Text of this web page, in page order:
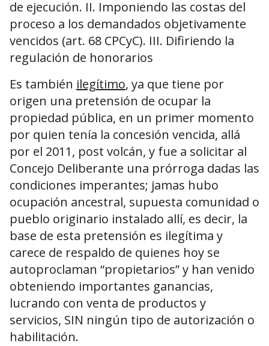
de ejecución. II. Imponiendo las costas del
proceso a los demandados objetivamente
vencidos (art. 68 CPCyC). III. Difiriendo la
regulación de honorarios
Es también ilegítimo, ya que tiene por
origen una pretensión de ocupar la
propiedad pública, en un primer momento
por quien tenía la concesión vencida, allá
por el 2011, post volcán, y fue a solicitar al
Concejo Deliberante una prórroga dadas las
condiciones imperantes; jamas hubo
ocupación ancestral, supuesta comunidad o
pueblo originario instalado allí, es decir, la
base de esta pretensión es ilegítima y
carece de respaldo de quienes hoy se
autoproclaman “propietarios” y han venido
obteniendo importantes ganancias,
lucrando con venta de productos y
servicios, SIN ningún tipo de autorización o
habilitación.